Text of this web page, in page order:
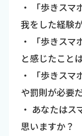
・ 「歩きスマ
我をした経験
・ 「歩きス
と感じたこと
・ 「歩きス
や罰則が必要
・ あなたはス
思いますか？